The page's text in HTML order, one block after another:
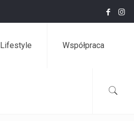
Lifestyle Współpraca